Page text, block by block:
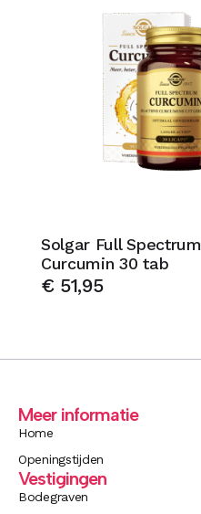
Solgar Full Spectrum
Curcumin 30 tab
€51,95
Meer informatie
Home
Openingstijden
Vestigingen
Bodegraven